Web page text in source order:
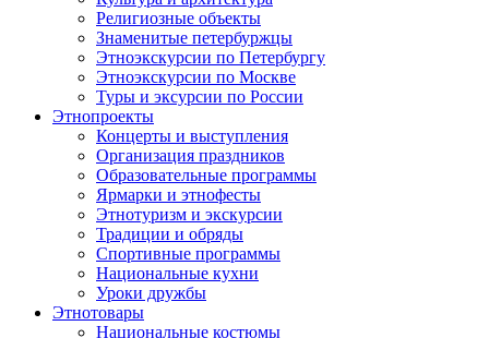
Религиозные объекты
Знаменитые петербуржцы
Этноэкскурсии по Петербургу
Этноэкскурсии по Москве
Туры и эксурсии по России
Этнопроекты
Концерты и выступления
Организация праздников
Образовательные программы
Ярмарки и этнофесты
Этнотуризм и экскурсии
Традиции и обряды
Спортивные программы
Национальные кухни
Уроки дружбы
Этнотовары
Национальные костюмы